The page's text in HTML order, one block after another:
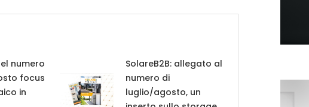
numero
focus
in
SolareB2B: allegato al
numero di
luglio/agosto, un